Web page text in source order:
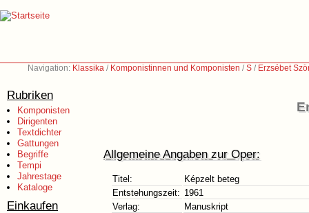
Navigation: Klassika / Komponistinnen und Komponisten /S / Erzsébet
Rubriken
Komponisten
Dirigenten
Textdichter
Gattungen
Begriffe
Tempi
Jahrestage
Kataloge
Einkaufen
Allgemeine Angaben zur Oper:
Titel:
Képzelt beteg
Entstehungszeit: 1961
Verlag:
Manuskript